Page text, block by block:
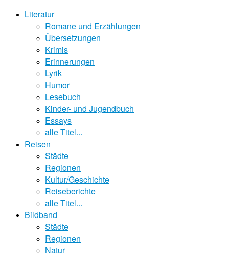
Literatur
Romane und Erzählungen
Übersetzungen
Krimis
Erinnerungen
Lyrik
Humor
Lesebuch
Kinder- und Jugendbuch
Essays
alle Titel...
Reisen
Städte
Regionen
Kultur/Geschichte
Reiseberichte
alle Titel...
Bildband
Städte
Regionen
Natur